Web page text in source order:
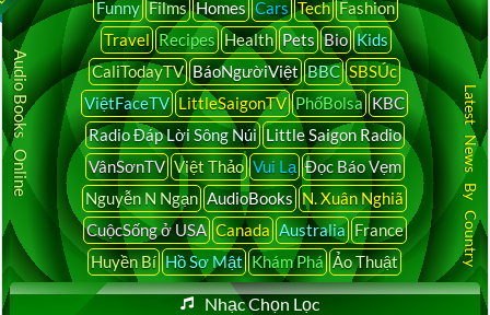
Funny Films Homes Cars Tech Fashion
Travel Recipes Health Pets Bio Kids
CaliTodayTV BáoNgườiViệt BBC SBSÚc
ViệtFaceTV LittleSaigonTV PhốBolsa KBC
Radio Đáp Lời Sông Núi Little Saigon Radio
VânSơnTV Việt Thảo Vui Lạ Đọc Báo Vẹm
Nguyễn N Ngạn AudioBooks N. Xuân Nghiã
CuộcSống ở USA Canada Australia France
Huyền Bí Hồ Sơ Mật Khám Phá Ảo Thuật
Nhạc Chọn Lọc
Audio Books Online Latest News By Country